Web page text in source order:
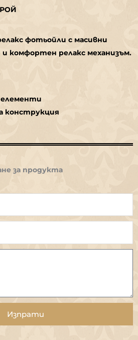
фотьойли с масивни
комфортен релакс механизъм.
конструкция
за продукта
Изпрати